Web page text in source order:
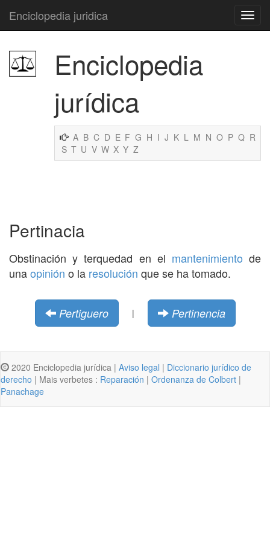
Enciclopedia juridica
Enciclopedia
jurídica
A B C D E F G H I J K L M N O P Q R
S T U V W X Y Z
Pertinacia
Obstinación y terquedad en el mantenimiento de
unaopinión o la resolución que se ha tomado.
Pertiguero | Pertinencia
2020 Enciclopedia jurídica | Aviso legal | Diccionario jurídico de
derecho | Mais verbetes : Reparación | Ordenanza de Colbert |
Panachage